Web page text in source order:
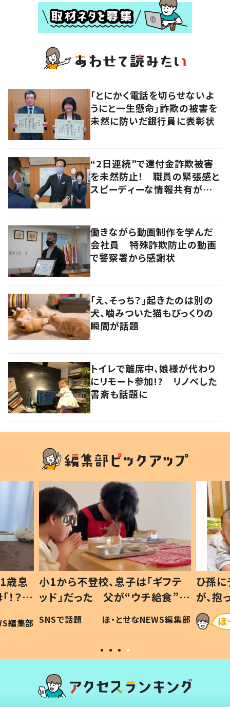
「とにかく電話を切らせないよ
うにと一生懸命」詐欺の被害を
未然に防いだ銀行員に表彰状
“2日連続”で還付金詐欺被害
を未然防止！ 職員の緊張感と
スピーディーな情報共有が結
働きながら動画制作を学んだ
会社員 特殊詐欺防止の動画
で警察署から感謝状
「え、そっち？」起きたのは別の
犬、噛みついた猫もびっくりの
瞬間が話題
トイレで離席中、娘様が代わり
にリモート参加!? リノベした
書斎も話題に
歳息
？」
編集部
小1から不登校、息子は「ギフテ
ッド」だった 父が“ウチ給食”を
作り続ける理由とは #令和の親
#令和の子
SNSで話題 ほ・とせなNEWS編集部
ひ孫
が、
「涙が
い」